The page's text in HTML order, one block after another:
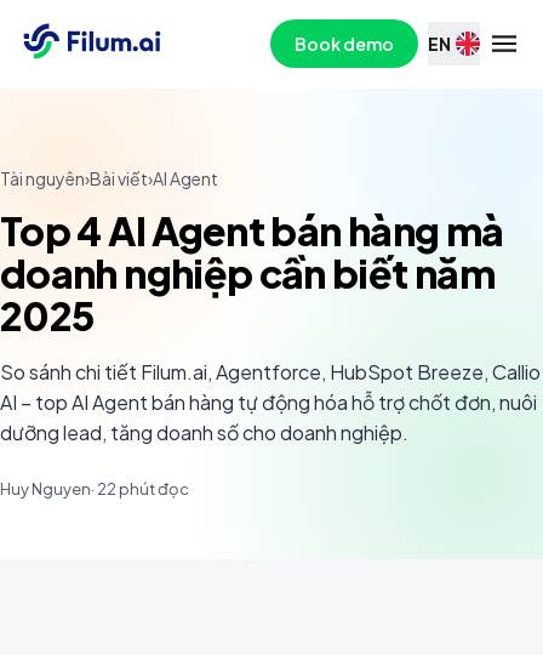
Book demo EN
Tài nguyên›Bài viết›AI Agent
Top 4 AI Agent bán hàng mà
doanh nghiệp cần biết năm
2025
So sánh chi tiết Filum.ai, Agentforce, HubSpot Breeze, Callio
AI – top AI Agent bán hàng tự động hóa hỗ trợ chốt đơn, nuôi
dưỡng lead, tăng doanh số cho doanh nghiệp.
Huy Nguyen· 22 phút đọc